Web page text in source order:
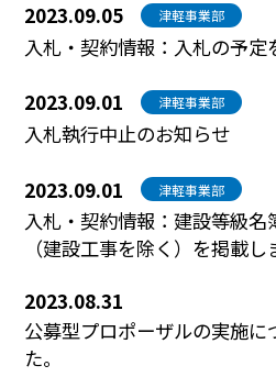
2023.09.05 津軽事業部
入札・契約情報：入札の予定
2023.09.01 津軽事業部
入札執行中止のお知らせ
2023.09.01 津軽事業部
入札・契約情報：建設等級
（建設工事を除く）を掲載し
2023.08.31
公募型プロポーザルの実施に
た。